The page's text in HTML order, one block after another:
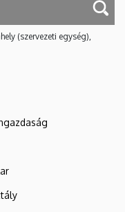
(szervezeti egység),